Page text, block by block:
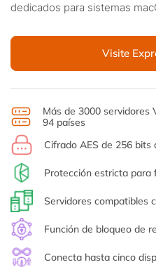
dedicados para sistemas
Visite
Más de 3000 servidores
94 países
Cifrado AES de 256
Protección estricta para
Servidores compatibles
Función de bloqueo de
Conecta hasta cinco